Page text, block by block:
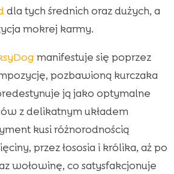
dla tych średnich oraz dużych, a
mokrej karmy.
manifestuje się poprzez
pozbawioną kurczaka
ją jako optymalne
z delikatnym układem
kusi różnorodnością
przez łososia i królika, aż po
wołowinę, co satysfakcjonuje